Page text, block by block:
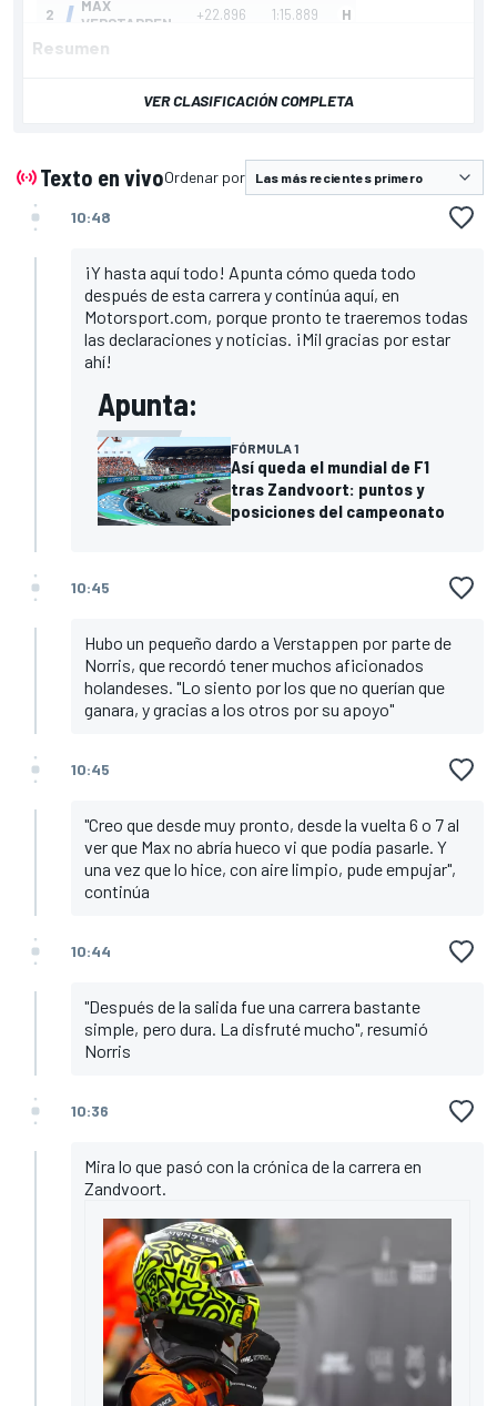
Resumen
VER CLASIFICACIÓN COMPLETA
Texto en vivoOrdenar por
10:48
¡Y hasta aquí todo! Apunta cómo queda todo
después de esta carrera y continúa aquí, en
Motorsport.com, porque pronto te traeremos todas
las declaraciones y noticias. ¡Mil gracias por estar
ahí!
Apunta:
FÓRMULA 1
Así queda el mundial de F1
tras Zandvoort: puntos y
posiciones del campeonato
10:45
Hubo un pequeño dardo a Verstappen por parte de
Norris, que recordó tener muchos aficionados
holandeses. "Lo siento por los que no querían que
ganara, y gracias a los otros por su apoyo"
10:45
"Creo que desde muy pronto, desde la vuelta 6 o 7 al
ver que Max no abría hueco vi que podía pasarle. Y
una vez que lo hice, con aire limpio, pude empujar",
continúa
10:44
"Después de la salida fue una carrera bastante
simple, pero dura. La disfruté mucho", resumió
Norris
10:36
Mira lo que pasó con la crónica de la carrera en
Zandvoort.